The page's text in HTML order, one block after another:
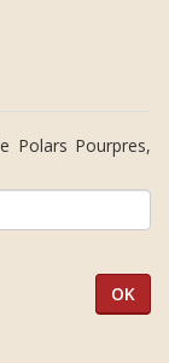
Polars Pourpres,